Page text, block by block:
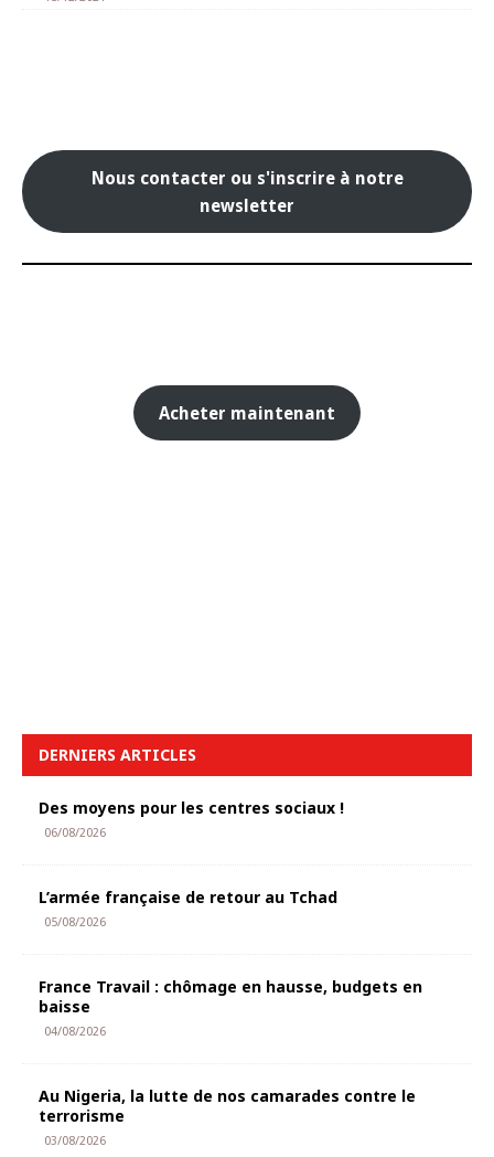
Nous contacter ou s'inscrire à notre
newsletter
Acheter maintenant
DERNIERS ARTICLES
Des moyens pour les centres sociaux !
06/08/2026
L’armée française de retour au Tchad
05/08/2026
France Travail : chômage en hausse, budgets en
baisse
04/08/2026
Au Nigeria, la lutte de nos camarades contre le
terrorisme
03/08/2026